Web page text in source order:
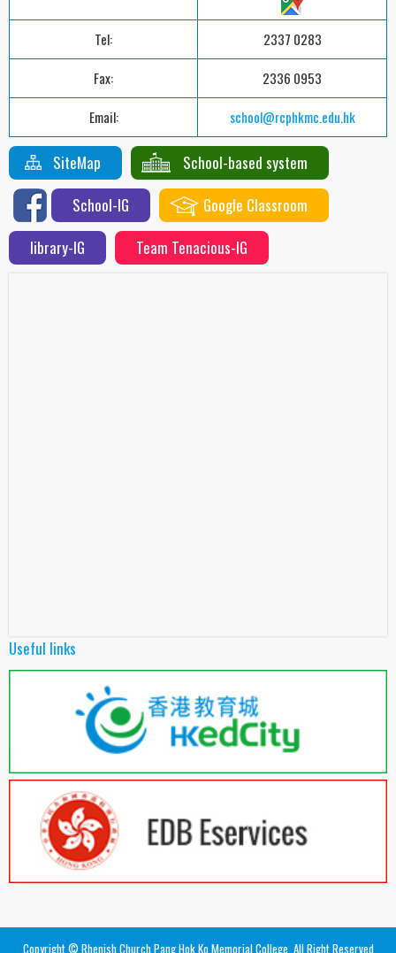
Tel:
2337 0283
Fax:
2336 0953
Email:
school@rcphkmc.edu.hk
SiteMap
School-based system
School-IG
Google Classroom
library-IG
Team Tenacious-IG
Useful links
Copyright © Rhenish Church Pang Hok Ko Memorial College. All Right Reserved